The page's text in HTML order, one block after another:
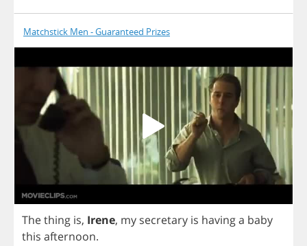
Matchstick Men - Guaranteed Prizes
Thething is, Irene, my secretary is havinga baby
this afternoon.